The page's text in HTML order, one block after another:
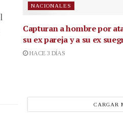
NACIONALES
Capturan a hombre por
su ex pareja y a su ex
HACE 3 DÍAS
CARGAR